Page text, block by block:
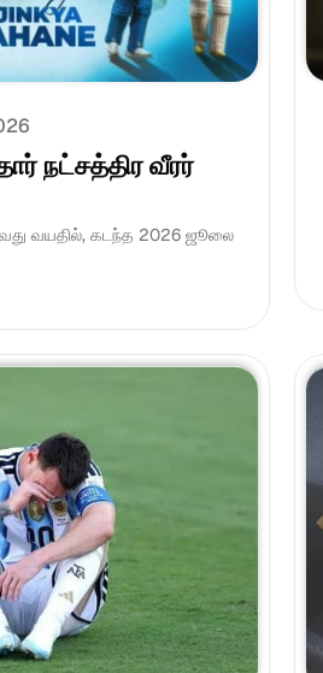
நட்சத்திர வீரர்
வயதில், கடந்த 2026 ஜூலை